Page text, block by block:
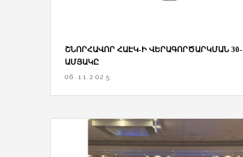
ՇՆՈՐՀԱՎՈՐ ՀԱԷԿ-Ի ՎԵՐԱԳՈՐԾԱՐԿՄԱՆ 30-
ԱՄՅԱԿԸ
06.11.2025